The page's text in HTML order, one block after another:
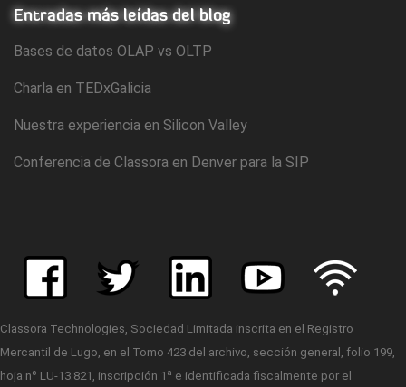
Entradas más leídas del blog
Bases de datos OLAP vs OLTP
Charla en TEDxGalicia
Nuestra experiencia en Silicon Valley
Conferencia de Classora en Denver para la SIP
Classora Technologies, Sociedad Limitada inscrita en el Registro
Mercantil de Lugo, en el Tomo 423 del archivo, sección general, folio 199,
hoja nº LU-13.821, inscripción 1ª e identificada fiscalmente por el